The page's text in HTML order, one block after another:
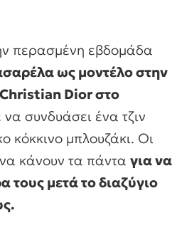
περασμένη εβδομάδα
ως μοντέλο στην
Christian Dior στο
συνδυάσει ένα τζιν
κόκκινο μπλουζάκι. Οι
κάνουν τα πάντα για να
τους μετά το διαζύγιο